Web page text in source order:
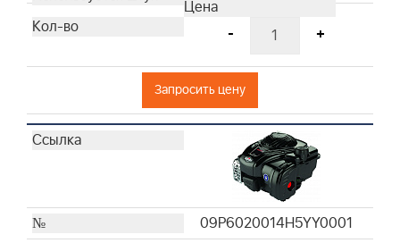
1006020178H5YY7001
1006020177H5YY7001
Husqvarna Series OHV
529347201
599912501
577616821
992423
- +
Запросить цену
09P6020014H5YY0001